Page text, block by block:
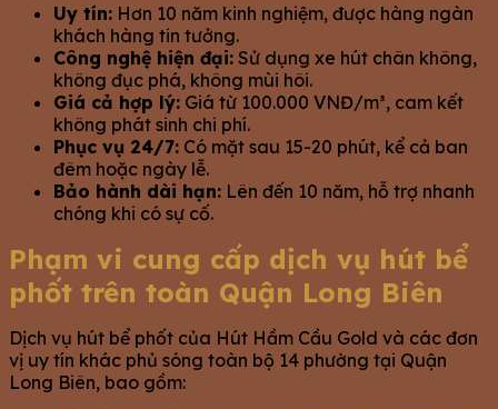
Uy tín: Hơn 10 năm kinh nghiệm, được hàng ngàn
khách hàng tin tưởng.
Công nghệ hiện đại: Sử dụng xe hút chân không,
không đục phá, không mùi hôi.
Giá cả hợp lý: Giá từ 100.000 VNĐ/m³, cam kết
không phát sinh chi phí.
Phục vụ 24/7: Có mặt sau 15-20 phút, kể cả ban
đêm hoặc ngày lễ.
Bảo hành dài hạn: Lên đến 10 năm, hỗ trợ nhanh
chóng khi có sự cố.
Phạm vi cung cấp dịch vụ hút bể
phốt trên toàn Quận Long Biên
Dịch vụ hút bể phốt của Hút Hầm Cầu Gold và các đơn
vị uy tín khác phủ sóng toàn bộ 14 phường tại Quận
Long Biên, bao gồm: